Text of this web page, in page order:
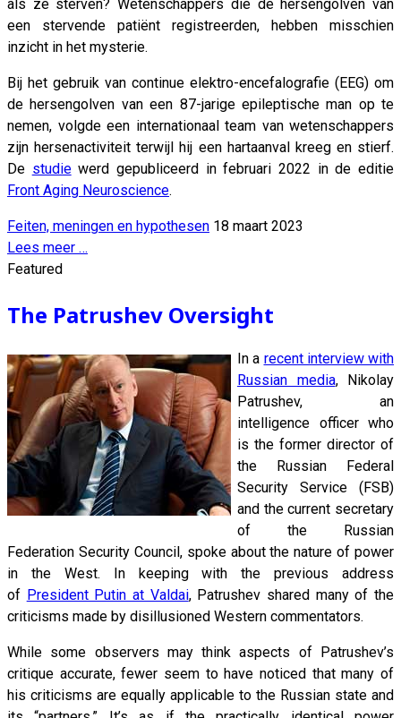
als ze sterven? Wetenschappers die de hersengolven van
een stervende patiënt registreerden, hebben misschien
inzicht in het mysterie.
Bij het gebruik van continue elektro-encefalografie (EEG) om
de hersengolven van een 87-jarige epileptische man op te
nemen, volgde een internationaal team van wetenschappers
zijn hersenactiviteit terwijl hij een hartaanval kreeg en stierf.
De studiewerd gepubliceerd in februari 2022 in de editie
Front Aging Neuroscience.
Feiten, meningen en hypothesen 18 maart 2023
Lees meer …
Featured
The Patrushev Oversight
In a recent interview with
Russian media, Nikolay
Patrushev, an
intelligence officer who
is the former director of
the Russian Federal
Security Service (FSB)
and the current secretary
of the Russian
Federation Security Council, spoke about the nature of power
in the West. In keeping with the previous address
of President Putin at Valdai, Patrushev shared many of the
criticisms made by disillusioned Western commentators.
While some observers may think aspects of Patrushev’s
critique accurate, fewer seem to have noticed that many of
his criticisms are equally applicable to the Russian state and